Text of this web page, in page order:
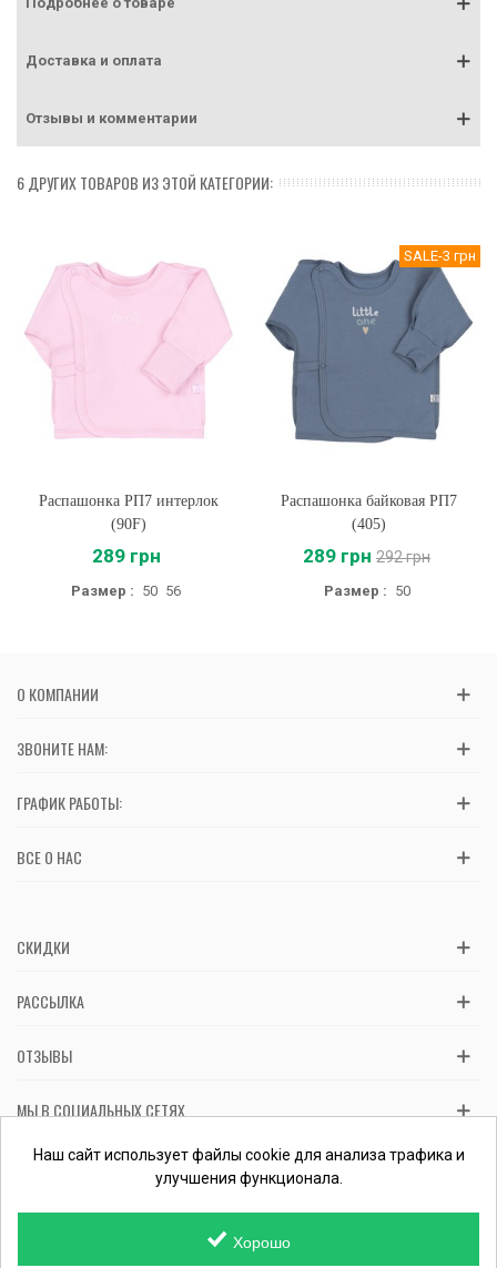
Доставка и оплата
Отзывы и комментарии
6 ДРУГИХ ТОВАРОВ ИЗ ЭТОЙ КАТЕГОРИИ:
Распашонка РП7 интерлок
(90F)
289 грн
Размер : 50 56
SALE-3 грн
Распашонка байковая РП7
(405)
289 грн 292 грн
Размер : 50
О КОМПАНИИ
ЗВОНИТЕ НАМ:
ГРАФИК РАБОТЫ:
ВСЕ О НАС
СКИДКИ
РАССЫЛКА
ОТЗЫВЫ
МЫ В СОЦИАЛЬНЫХ СЕТЯХ
Вас обслуживает ФЛП Косташ С.И., номер записи в ЕГР 2 673 000
0000 057597 от 06.01.2017.Проверить ФЛП
Наш сайт использует файлы cookie для анализа трафика и
улучшения функционала.
Хорошо